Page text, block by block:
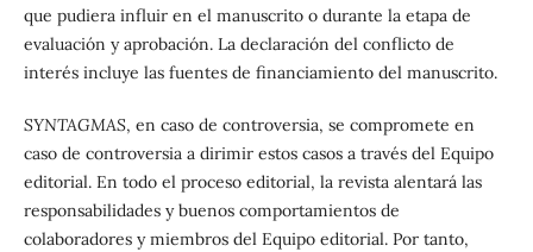
que pudiera influir en el manuscrito o durante la etapa de
evaluación y aprobación. La declaración del conflicto de
interés incluye las fuentes de financiamiento del manuscrito.
SYNTAGMAS, en caso de controversia, se compromete en
caso de controversia a dirimir estos casos a través del Equipo
editorial. En todo el proceso editorial, la revista alentará las
responsabilidades y buenos comportamientos de
colaboradores y miembros del Equipo editorial. Por tanto,